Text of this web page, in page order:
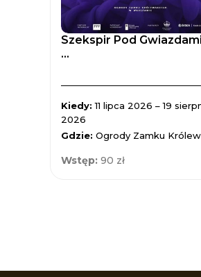
Szekspir Pod
...
Kiedy:11 lipca 2026 – 19
2026
Gdzie: Ogrody Zamku
Wstęp: 90 zł